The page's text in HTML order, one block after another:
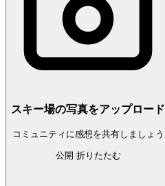
スキー場の写真をアップロード
コミュニティに感想を共有しましょう
公開 折りたたむ